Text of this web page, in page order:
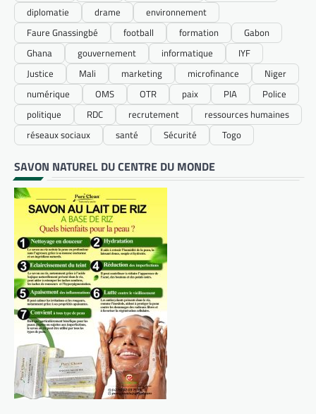
diplomatie
drame
environnement
Faure Gnassingbé
football formation
Gabon
Ghana
gouvernement informatique
IYF
Justice
Mali marketing microfinance
Niger
numérique
OMS OTR paix PIA
Police
politique
RDC recrutement
ressources humaines
réseaux sociaux
santé Sécurité Togo
SAVON NATUREL DU CENTRE DU MONDE